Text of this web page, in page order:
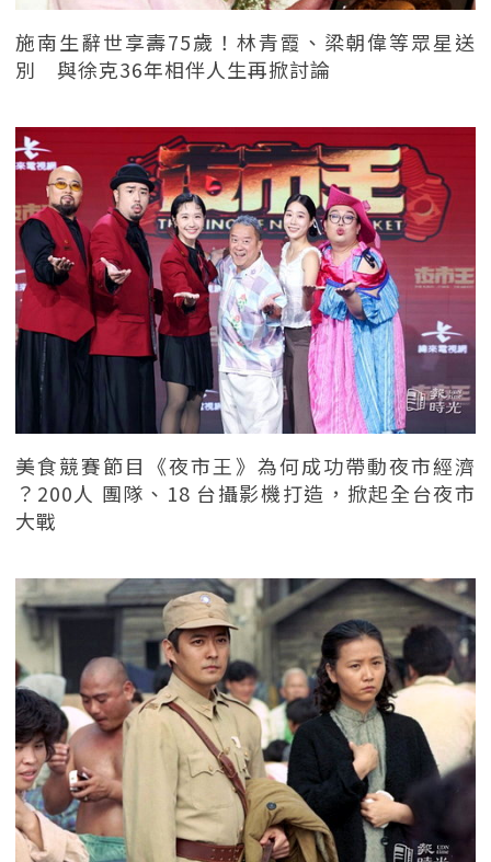
施南生辭世享壽75歲！林青霞、梁朝偉等眾星送
別 與徐克36年相伴人生再掀討論
美食競賽節目《夜市王》為何成功帶動夜市經濟
？200人 團隊、18 台攝影機打造，掀起全台夜市
大戰